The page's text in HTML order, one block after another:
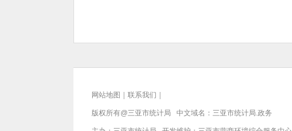
网站地图 联系我们
版权所有@三亚市统计局 中文域名：三亚市统计局.政务